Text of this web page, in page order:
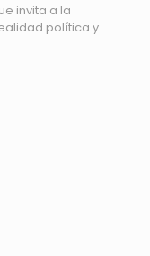
invita a la
política y